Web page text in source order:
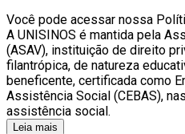
Você pode acessar nossa
A UNISINOS é mantida pela
(ASAV), instituição de direito
filantrópica, de natureza
beneficente, certificada como
Assistência Social (CEBAS),
assistência social.
Leia mais